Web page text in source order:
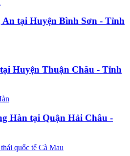
tại Huyện Bình Sơn - Tỉnh
Huyện Thuận Châu - Tỉnh
Hàn tại Quận Hải Châu -